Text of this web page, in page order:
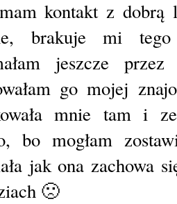
kontakt z
brakuje mi
jeszcze
go mojej
mnie tam i
bo mogłam
jak ona zachowa
🙁